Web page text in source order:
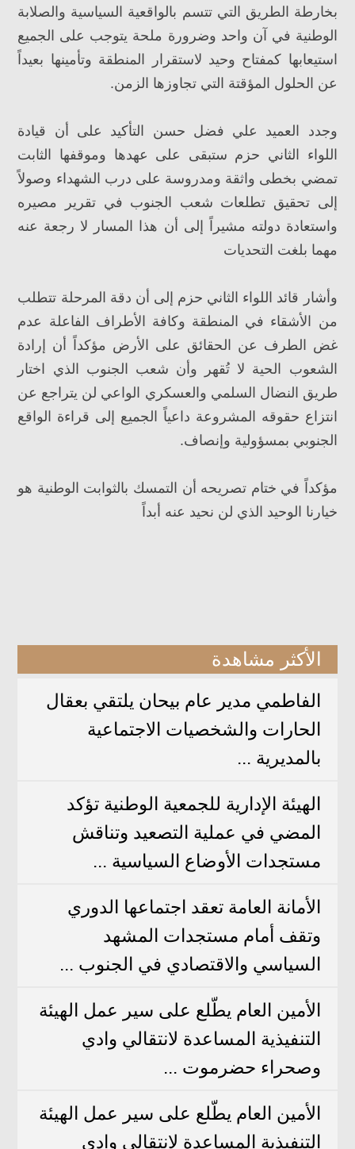
بخارطة الطريق التي تتسم بالواقعية السياسية والصلابة
الوطنية في آن واحد وضرورة ملحة يتوجب على الجميع
استيعابها كمفتاح وحيد لاستقرار المنطقة وتأمينها بعيداً
عن الحلول المؤقتة التي تجاوزها الزمن.
وجدد العميد علي فضل حسن التأكيد على أن قيادة
اللواء الثاني حزم ستبقى على عهدها وموقفها الثابت
تمضي بخطى واثقة ومدروسة على درب الشهداء وصولاً
إلى تحقيق تطلعات شعب الجنوب في تقرير مصيره
واستعادة دولته مشيراً إلى أن هذا المسار لا رجعة عنه
مهما بلغت التحديات
وأشار قائد اللواء الثاني حزم إلى أن دقة المرحلة تتطلب
من الأشقاء في المنطقة وكافة الأطراف الفاعلة عدم
غض الطرف عن الحقائق على الأرض مؤكداً أن إرادة
الشعوب الحية لا تُقهر وأن شعب الجنوب الذي اختار
طريق النضال السلمي والعسكري الواعي لن يتراجع عن
انتزاع حقوقه المشروعة داعياً الجميع إلى قراءة الواقع
الجنوبي بمسؤولية وإنصاف.
مؤكداً في ختام تصريحه أن التمسك بالثوابت الوطنية هو
خيارنا الوحيد الذي لن نحيد عنه أبداً
الأكثر مشاهدة
الفاطمي مدير عام بيحان يلتقي بعقال
الحارات والشخصيات الاجتماعية
بالمديرية ...
الهيئة الإدارية للجمعية الوطنية تؤكد
المضي في عملية التصعيد وتناقش
مستجدات الأوضاع السياسية ...
الأمانة العامة تعقد اجتماعها الدوري
وتقف أمام مستجدات المشهد
السياسي والاقتصادي في الجنوب ...
الأمين العام يطّلع على سير عمل الهيئة
التنفيذية المساعدة لانتقالي وادي
وصحراء حضرموت ...
الأمين العام يطّلع على سير عمل الهيئة
التنفيذية المساعدة لانتقالي وادي